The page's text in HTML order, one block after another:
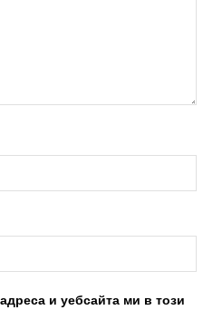
и уебсайта ми в този